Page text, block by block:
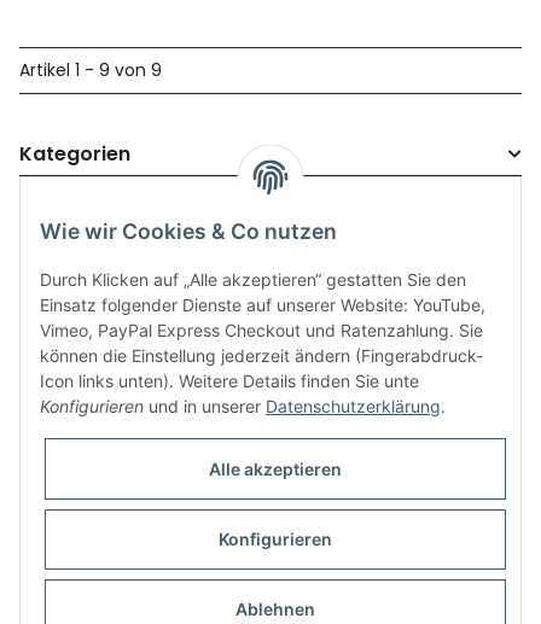
Artikel 1 - 9 von 9
Kategorien
Informationen
* Alle Preise inkl. gesetzlicher USt., zzgl.Versand
Wie wir Cookies & Co nutzen
Durch Klicken auf „Alle akzeptieren“ gestatten Sie den
Einsatz folgender Dienste auf unserer Website: YouTube,
Vimeo, PayPal Express Checkout und Ratenzahlung. Sie
können die Einstellung jederzeit ändern (Fingerabdruck-
Icon links unten). Weitere Details finden Sie unte
Konfigurieren und in unserer Datenschutzerklärung.
Alle akzeptieren
Konfigurieren
Ablehnen